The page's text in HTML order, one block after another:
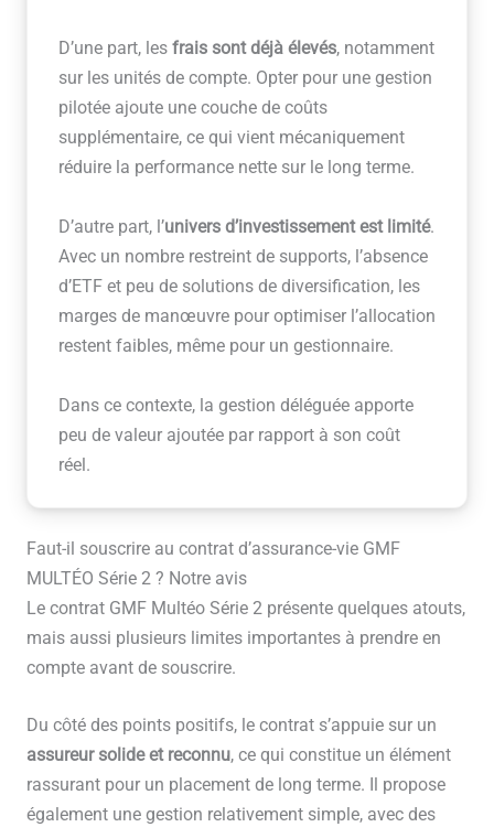
D’une part, les frais sont déjà élevés, notamment
sur les unités de compte. Opter pour une gestion
pilotée ajoute une couche de coûts
supplémentaire, ce qui vient mécaniquement
réduire la performance nette sur le long terme.
D’autre part, l’univers d’investissement est limité.
Avec un nombre restreint de supports, l’absence
d’ETF et peu de solutions de diversification, les
marges de manœuvre pour optimiser l’allocation
restent faibles, même pour un gestionnaire.
Dans ce contexte, la gestion déléguée apporte
peu de valeur ajoutée par rapport à son coût
réel.
Faut-il souscrire au contrat d’assurance-vie GMF
MULTÉO Série 2 ? Notre avis
Le contrat GMF Multéo Série 2 présente quelques atouts,
mais aussi plusieurs limites importantes à prendre en
compte avant de souscrire.
Du côté des points positifs, le contrat s’appuie sur un
assureur solide et reconnu, ce qui constitue un élément
rassurant pour un placement de long terme. Il propose
également une gestion relativement simple, avec des